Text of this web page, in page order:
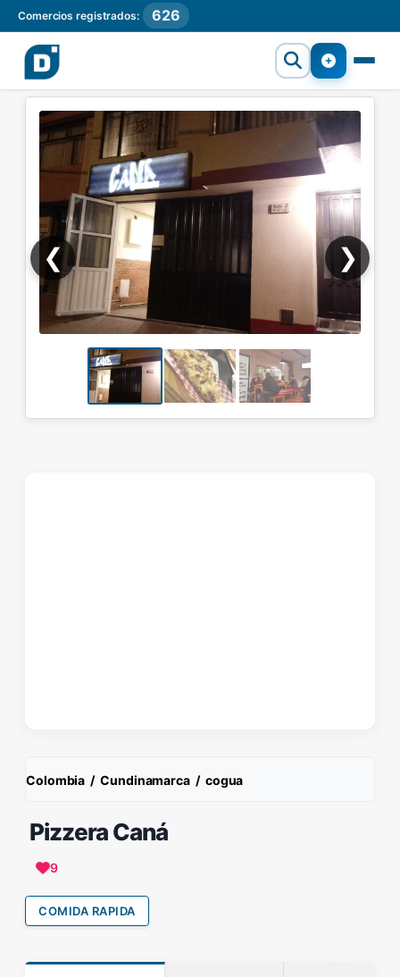
Comercios registrados: 626
❮ ❯
Colombia / Cundinamarca / cogua
Pizzera Caná
9
COMIDA RAPIDA